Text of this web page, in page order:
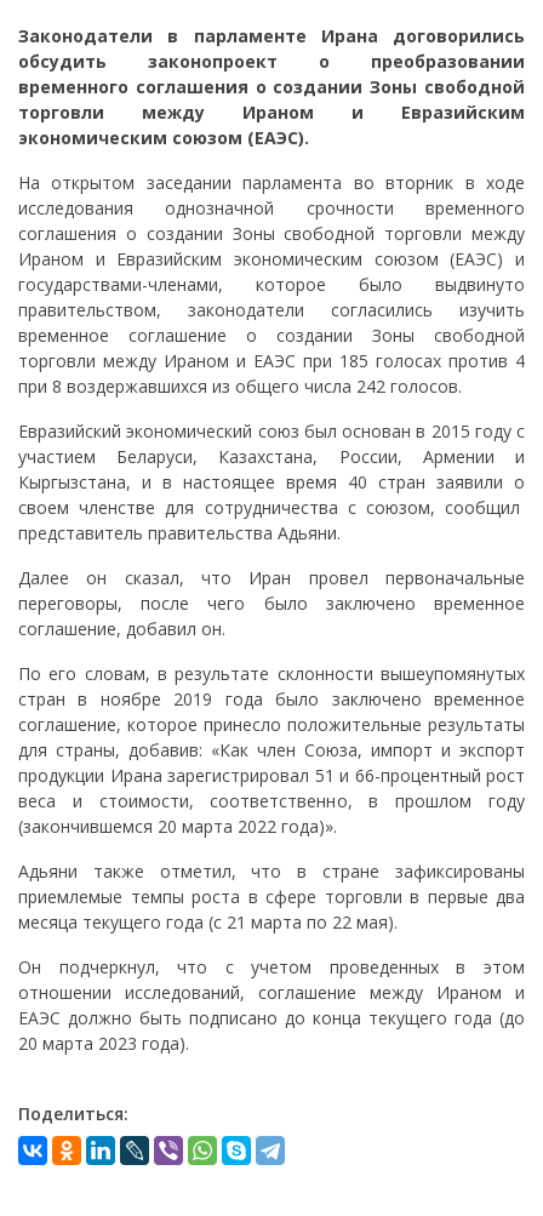
Законодатели в парламенте Ирана договорились
обсудить законопроект о преобразовании
временного соглашения о создании Зоны свободной
торговли между Ираном и Евразийским
экономическим союзом (ЕАЭС).
На открытом заседании парламента во вторник в ходе
исследования однозначной срочности временного
соглашения о создании Зоны свободной торговли между
Ираном и Евразийским экономическим союзом (ЕАЭС) и
государствами-членами, которое было выдвинуто
правительством, законодатели согласились изучить
временное соглашение о создании Зоны свободной
торговли между Ираном и ЕАЭС при 185 голосах против 4
при 8 воздержавшихся из общего числа 242 голосов.
Евразийский экономический союз был основан в 2015 году с
участием Беларуси, Казахстана, России, Армении и
Кыргызстана, и в настоящее время 40 стран заявили о
своем членстве для сотрудничества с союзом, сообщил
представитель правительства Адьяни.
Далее он сказал, что Иран провел первоначальные
переговоры, после чего было заключено временное
соглашение, добавил он.
По его словам, в результате склонности вышеупомянутых
стран в ноябре 2019 года было заключено временное
соглашение, которое принесло положительные результаты
для страны, добавив: «Как член Союза, импорт и экспорт
продукции Ирана зарегистрировал 51 и 66-процентный рост
веса и стоимости, соответственно, в прошлом году
(закончившемся 20 марта 2022 года)».
Адьяни также отметил, что в стране зафиксированы
приемлемые темпы роста в сфере торговли в первые два
месяца текущего года (с 21 марта по 22 мая).
Он подчеркнул, что с учетом проведенных в этом
отношении исследований, соглашение между Ираном и
ЕАЭС должно быть подписано до конца текущего года (до
20 марта 2023 года).
Поделиться: